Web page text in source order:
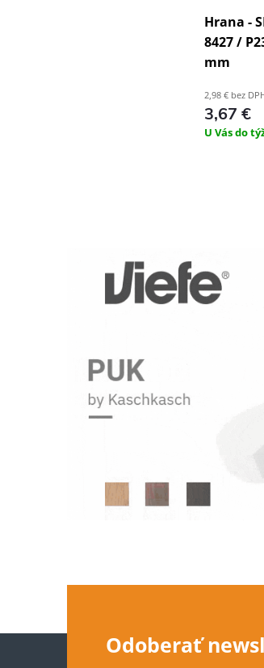
Hrana -
8427 /
mm
2,98 € bez
3,67 €
U Vás do
Odoberať